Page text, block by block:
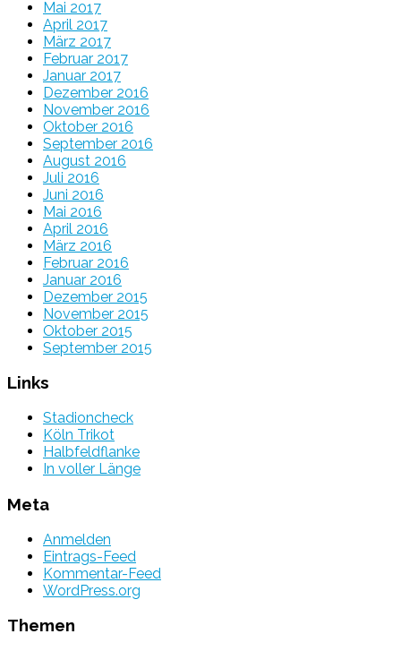
Mai 2017
April 2017
März 2017
Februar 2017
Januar 2017
Dezember 2016
November 2016
Oktober 2016
September 2016
August 2016
Juli 2016
Juni 2016
Mai 2016
April 2016
März 2016
Februar 2016
Januar 2016
Dezember 2015
November 2015
Oktober 2015
September 2015
Links
Stadioncheck
Köln Trikot
Halbfeldflanke
In voller Länge
Meta
Anmelden
Eintrags-Feed
Kommentar-Feed
WordPress.org
Themen